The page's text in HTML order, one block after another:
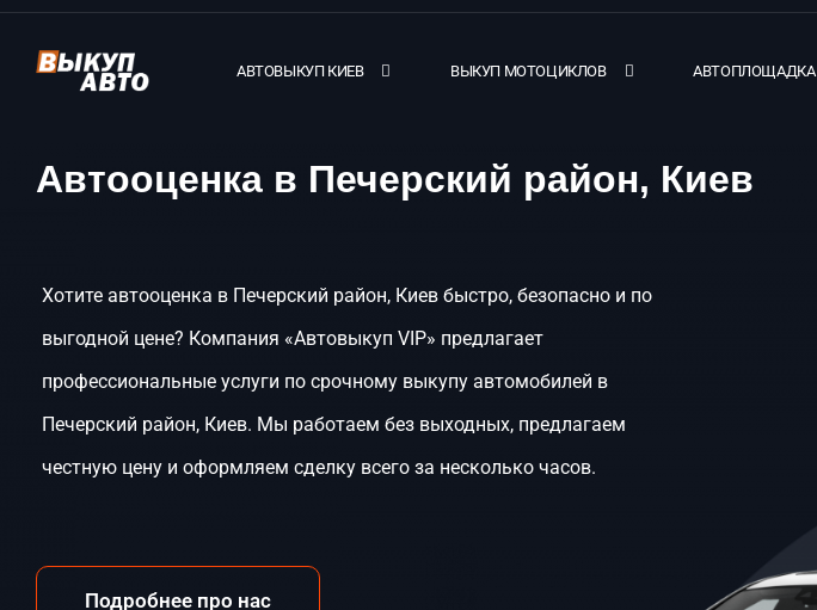
АВТОВЫКУП КИЕВ ВЫКУП МОТОЦИКЛОВ АВТОПЛОЩАДКА
Автооценка в Печерский район, Киев
Хотите автооценка в Печерский район, Киев быстро, безопасно и по
выгодной цене? Компания «Автовыкуп VIP» предлагает
профессиональные услуги по срочному выкупу автомобилей в
Печерский район, Киев. Мы работаем без выходных, предлагаем
честную цену и оформляем сделку всего за несколько часов.
Подробнее про нас